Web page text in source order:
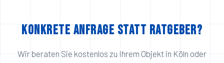
Konkrete Anfrage statt Ratgeber?
Wir beraten Sie kostenlos zu Ihrem Objekt in Köln oder